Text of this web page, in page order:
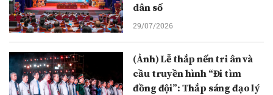
dân số
29/07/2026
(Ảnh) Lễ thắp nến tri ân và
cầu truyền hình “Đi tìm
đồng đội”: Thắp sáng đạo lý